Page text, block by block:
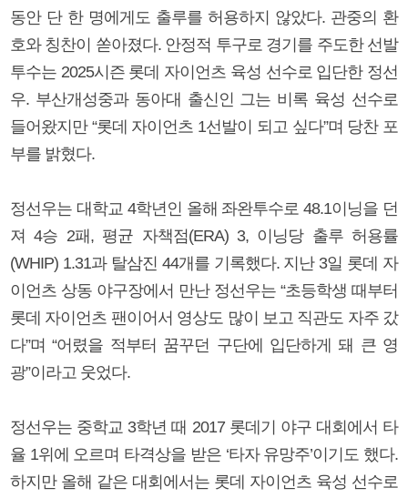
동안 단 한 명에게도 출루를 허용하지 않았다. 관중의 환
호와 칭찬이 쏟아졌다. 안정적 투구로 경기를 주도한 선발
투수는 2025시즌 롯데 자이언츠 육성 선수로 입단한 정선
우. 부산개성중과 동아대 출신인 그는 비록 육성 선수로
들어왔지만 “롯데 자이언츠 1선발이 되고 싶다”며 당찬 포
부를 밝혔다.
정선우는 대학교 4학년인 올해 좌완투수로 48.1이닝을 던
져 4승 2패, 평균 자책점(ERA) 3, 이닝당 출루 허용률
(WHIP) 1.31과 탈삼진 44개를 기록했다. 지난 3일 롯데 자
이언츠 상동 야구장에서 만난 정선우는 “초등학생 때부터
롯데 자이언츠 팬이어서 영상도 많이 보고 직관도 자주 갔
다”며 “어렸을 적부터 꿈꾸던 구단에 입단하게 돼 큰 영
광”이라고 웃었다.
정선우는 중학교 3학년 때 2017 롯데기 야구 대회에서 타
율 1위에 오르며 타격상을 받은 ‘타자 유망주’이기도 했다.
하지만 올해 같은 대회에서는 롯데 자이언츠 육성 선수로